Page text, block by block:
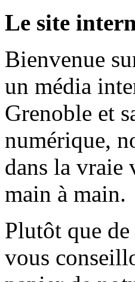
Le site
Bienvenue
un média
Grenoble et
numérique,
dans la vraie
main à main.
Plutôt que
vous